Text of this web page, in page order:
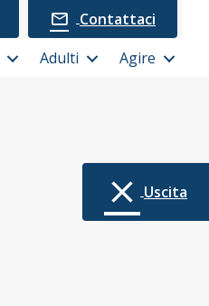
Contattaci
Adulti Agire
Uscita